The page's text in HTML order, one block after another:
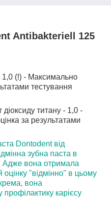
Antibakteriell 125
1,0 (!) - Максимально
тестування
титану - 1,0 -
за результатами
Dontodent від
зубна паста в
Адже вона отримала
"відмінно" в цьому
вона
карієсу